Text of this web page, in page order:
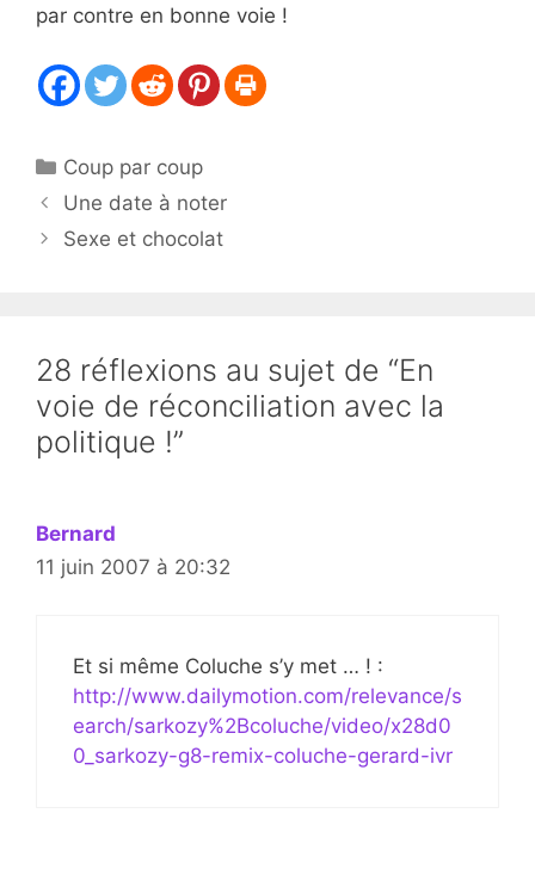
par contre en bonne voie !
Catégories
Coup par coup
Une date à noter
Sexe et chocolat
28 réflexions au sujet de “En
voie de réconciliation avec la
politique !”
Bernard
11 juin 2007 à 20:32
Et si même Coluche s’y met … ! :
http://www.dailymotion.com/relevance/s
earch/sarkozy%2Bcoluche/video/x28d0
0_sarkozy-g8-remix-coluche-gerard-ivr